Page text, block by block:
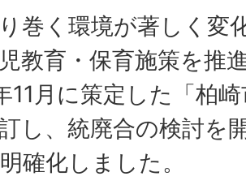
巻く環境が著しく変
教育・保育施策を推
11月に策定した「柏
し、統廃合の検討を
確化しました。